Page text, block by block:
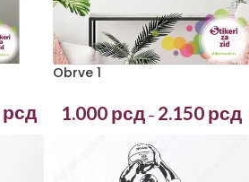
рсд
Obrve 1
1.000 рсд – 2.150 рсд